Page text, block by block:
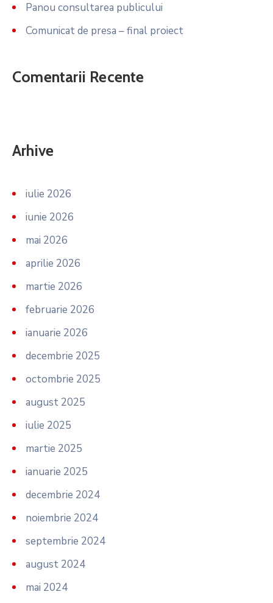
Panou consultarea publicului
Comunicat de presa – final proiect
Comentarii Recente
Arhive
iulie 2026
iunie 2026
mai 2026
aprilie 2026
martie 2026
februarie 2026
ianuarie 2026
decembrie 2025
octombrie 2025
august 2025
iulie 2025
martie 2025
ianuarie 2025
decembrie 2024
noiembrie 2024
septembrie 2024
august 2024
mai 2024